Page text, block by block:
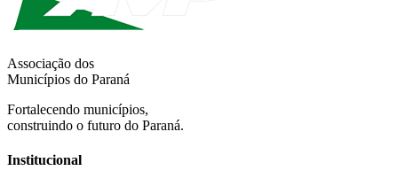
Associação dos
Municípios do Paraná
Fortalecendo municípios,
construindo o futuro do Paraná.
Institucional